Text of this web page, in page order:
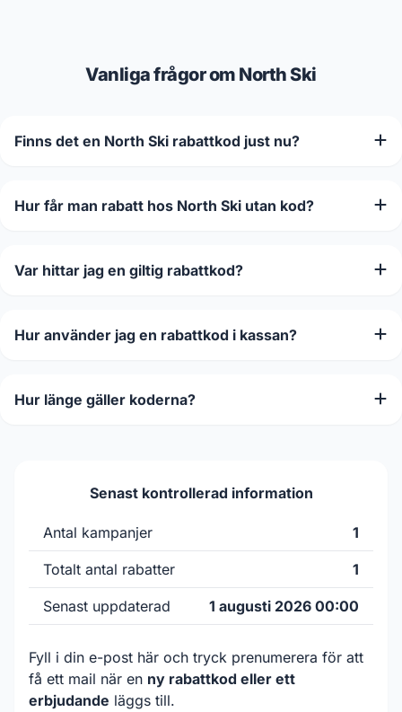
Vanliga frågor om North Ski
Finns det en North Ski rabattkod just nu?
Hur får man rabatt hos North Ski utan kod?
Var hittar jag en giltig rabattkod?
Hur använder jag en rabattkod i kassan?
Hur länge gäller koderna?
Senast kontrollerad information
Antal kampanjer 1
Totalt antal rabatter 1
Senast uppdaterad 1 augusti 2026 00:00
Fyll i din e-post här och tryck prenumerera för att
få ett mail när en ny rabattkod eller ett
erbjudande läggs till.